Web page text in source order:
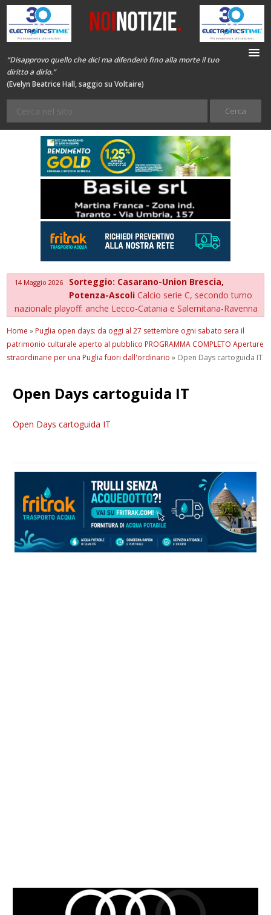
“Disapprovo quello che dici ma difenderò fino alla morte il tuo
diritto a dirlo.”
(Evelyn Beatrice Hall, saggio su Voltaire)
14 Maggio 2026
Sorteggio: Casarano-Union Brescia,
Potenza-AscoliCalcio serie C, secondo turno
nazionale playoff: anche Lecco-Catania e Salernitana-Ravenna
Home » Puglia open days: da oggi al 27 settembre ogni sabato sera il
patrimonio culturale aperto al pubblico PROGRAMMA COMPLETO Aperture
straordinarie per una Puglia fuori dall'ordinario » Open Days cartoguida IT
Open Days cartoguida IT
Open Days cartoguida IT